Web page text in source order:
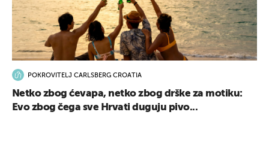
POKROVITELJ CARLSBERG CROATIA
Netko zbog ćevapa, netko zbog drške za motiku:
Evo zbog čega sve Hrvati duguju pivo...